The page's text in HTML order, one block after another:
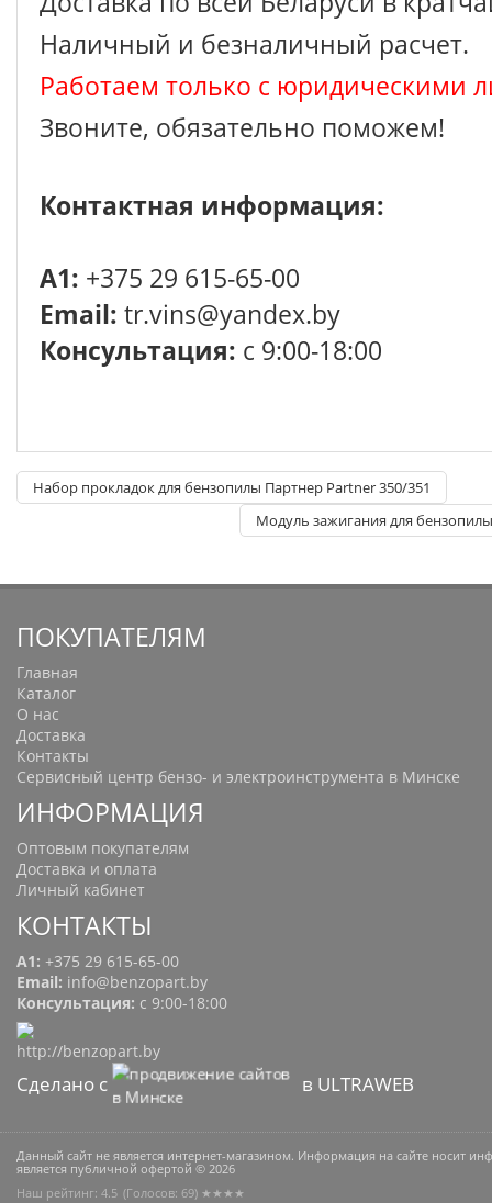
Наличный и безналичный расчет.
Работаем только с юридическими
Звоните, обязательно поможем!
Контактная информация:
A1: +375 29 615-65-00
Email: tr.vins@yandex.by
Консультация: с 9:00-18:00
Набор прокладок для бензопилы Партнер Partner 350/351
Модуль зажигания для
ПОКУПАТЕЛЯМ
Главная
Каталог
О нас
Доставка
Контакты
Сервисный центр бензо- и электроинструмента в Минске
ИНФОРМАЦИЯ
Оптовым покупателям
Доставка и оплата
Личный кабинет
КОНТАКТЫ
A1: +375 29 615-65-00
Email: info@benzopart.by
Консультация: с 9:00-18:00
Сделано с в ULTRAWEB
Данный сайт не является интернет-магазином. Информация на сайте носит
является публичной офертой © 2026
Наш рейтинг: 4.5 (Голосов: 69) ★★★★